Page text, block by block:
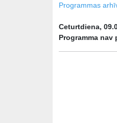
Programmas
Ceturtdiena,
Programma nav